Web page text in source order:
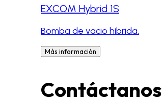
EXCOM Hybrid 1S
Bomba de vacio híbrida.
Más información
Contáctanos